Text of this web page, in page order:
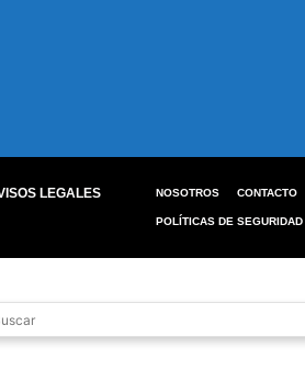
LEGALES
NOSOTROS CONTACTO
POLÍTICAS DE SEGURIDAD